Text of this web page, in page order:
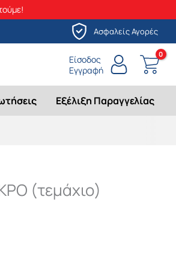
Ασφαλείς Αγορές
Είσοδος
Εγγραφή
Εξέλιξη Παραγγελίας
(τεμάχιο)